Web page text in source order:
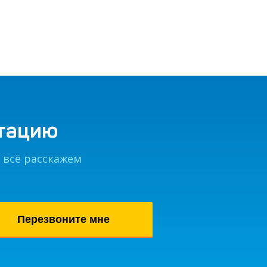
расскажем